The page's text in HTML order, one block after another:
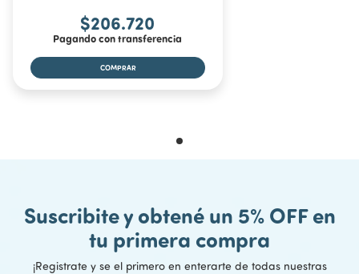
$206.720
Pagando con transferencia
Suscribite y obtené un 5% OFF en
tu primera compra
¡Registrate y se el primero en enterarte de todas nuestras